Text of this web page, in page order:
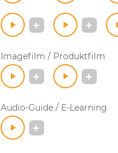
Imagefilm / Produktfilm
Audio-Guide / E-Learning